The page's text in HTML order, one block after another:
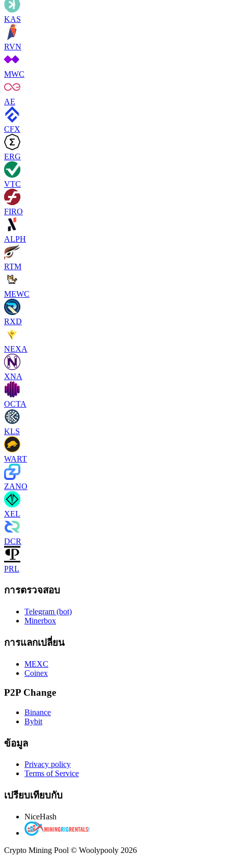
KAS
RVN
MWC
AE
CFX
ERG
VTC
FIRO
ALPH
RTM
MEWC
RXD
NEXA
XNA
OCTA
KLS
WART
ZANO
XEL
DCR
PRL
การตรวจสอบ
Telegram (bot)
Minerbox
การแลกเปลี่ยน
MEXC
Coinex
P2P Change
Binance
Bybit
ข้อมูล
Privacy policy
Terms of Service
เปรียบเทียบกับ
NiceHash
Crypto Mining Pool © Woolypooly 2026